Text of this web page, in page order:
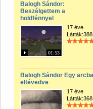
Balogh Sándor:
Beszélgettem a
holdfénnyel
01:53
17 éve
Látták:388
Balogh Sándor Egy
eltévedve
17 éve
Látták:368